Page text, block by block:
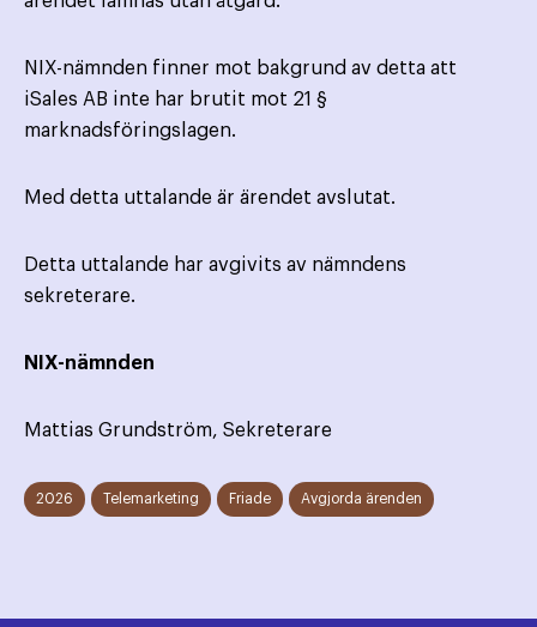
NIX-nämnden finner mot bakgrund av detta att
iSales AB inte har brutit mot 21 §
marknadsföringslagen.
Med detta uttalande är ärendet avslutat.
Detta uttalande har avgivits av nämndens
sekreterare.
NIX-nämnden
Mattias Grundström, Sekreterare
2026 Telemarketing Friade Avgjorda ärenden